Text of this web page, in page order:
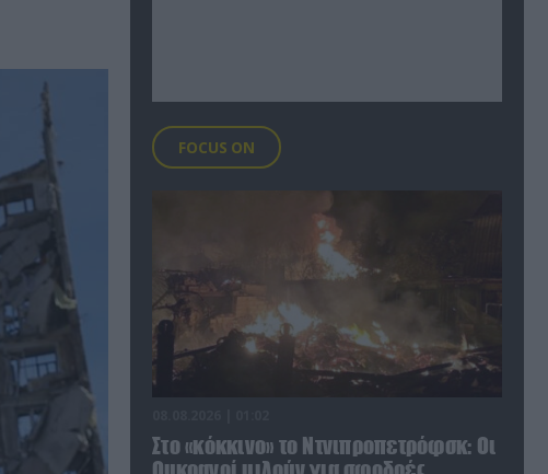
FOCUS ON
Στο «κόκκινο» το Ντνιπροπετρόφσκ: Οι